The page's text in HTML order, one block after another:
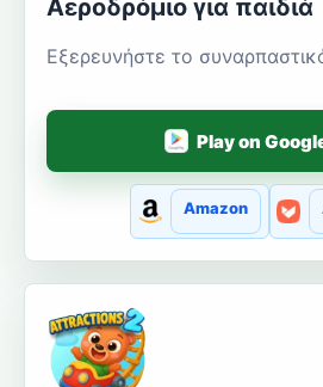
Αεροδρόμιο για παιδιά
Εξερευνήστε το
Play on
Amazon